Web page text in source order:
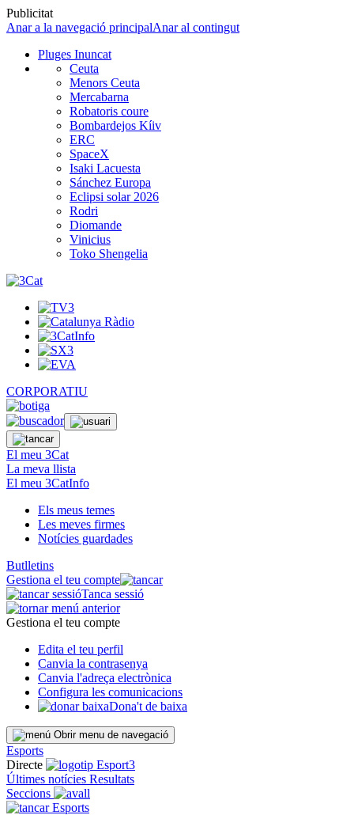
Publicitat
Anar a la navegació principalAnar al contingut
Pluges Inuncat
Ceuta
Menors Ceuta
Mercabarna
Robatoris coure
Bombardejos Kíiv
ERC
SpaceX
Isaki Lacuesta
Sánchez Europa
Eclipsi solar 2026
Rodri
Diomande
Vinicius
Toko Shengelia
CORPORATIU
El meu 3Cat
La meva llista
El meu 3CatInfo
Els meus temes
Les meves firmes
Notícies guardades
Butlletins
Gestiona el teu compte
Tanca sessió
Gestiona el teu compte
Edita el teu perfil
Canvia la contrasenya
Canvia l'adreça electrònica
Configura les comunicacions
Dona't de baixa
Obrir menu de navegació
Esports
Directe
Últimes notícies Resultats
Seccions
Esports